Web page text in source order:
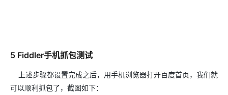
5 Fiddler手机抓包测试
上述步骤都设置完成之后，用手机浏览器打开百度首页，我们就
可以顺利抓包了，截图如下：